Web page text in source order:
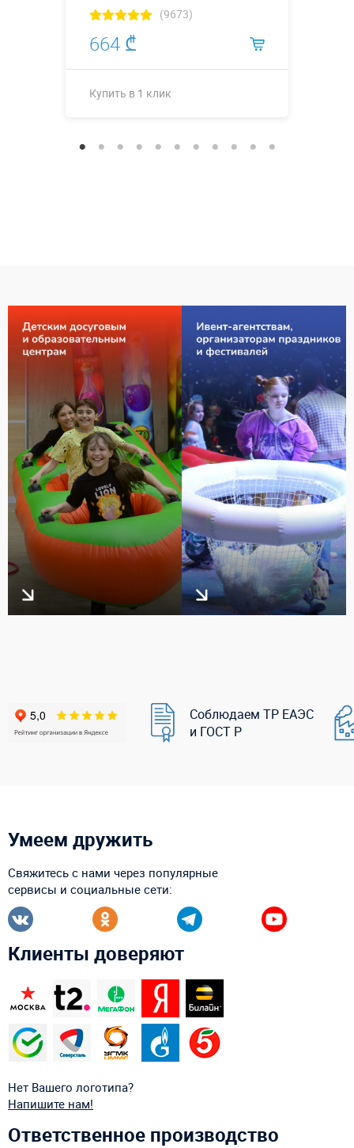
(9673)
664 ₾
Купить в 1 клик
Соблюдаем ТР ЕАЭС
и ГОСТ Р
Умеем дружить
Свяжитесь с нами через популярные
сервисы и социальные сети:
Клиенты доверяют
Нет Вашего логотипа?
Напишите нам!
Ответственное производство